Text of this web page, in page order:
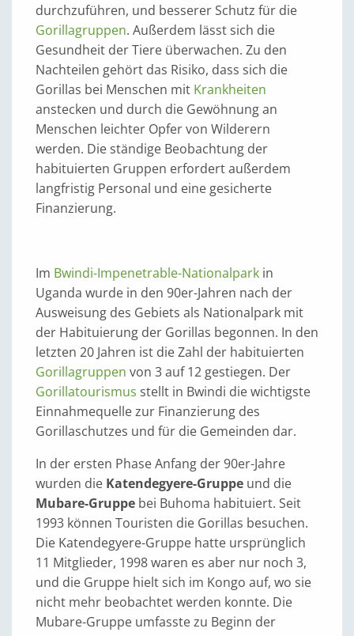
durchzuführen, und besserer Schutz für die
Gorillagruppen. Außerdem lässt sich die
Gesundheit der Tiere überwachen. Zu den
Nachteilen gehört das Risiko, dass sich die
Gorillas bei Menschen mit Krankheiten
anstecken und durch die Gewöhnung an
Menschen leichter Opfer von Wilderern
werden. Die ständige Beobachtung der
habituierten Gruppen erfordert außerdem
langfristig Personal und eine gesicherte
Finanzierung.
Im Bwindi-Impenetrable-Nationalpark in
Uganda wurde in den 90er-Jahren nach der
Ausweisung des Gebiets als Nationalpark mit
der Habituierung der Gorillas begonnen. In den
letzten 20 Jahren ist die Zahl der habituierten
Gorillagruppen von 3 auf 12 gestiegen. Der
Gorillatourismus stellt in Bwindi die wichtigste
Einnahmequelle zur Finanzierung des
Gorillaschutzes und für die Gemeinden dar.
In der ersten Phase Anfang der 90er-Jahre
wurden die Katendegyere-Gruppe und die
Mubare-Gruppe bei Buhoma habituiert. Seit
1993 können Touristen die Gorillas besuchen.
Die Katendegyere-Gruppe hatte ursprünglich
11 Mitglieder, 1998 waren es aber nur noch 3,
und die Gruppe hielt sich im Kongo auf, wo sie
nicht mehr beobachtet werden konnte. Die
Mubare-Gruppe umfasste zu Beginn der